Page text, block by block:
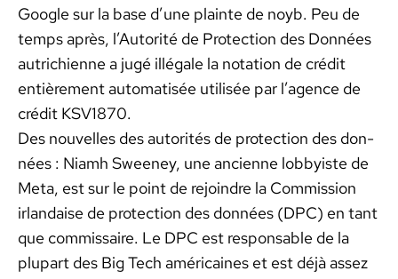
Google sur la base d’une plainte de noyb. Peu de
temps après, l’Au­torité de Pro­tec­tion des Don­nées
autrichi­enne a jugé illé­gale la nota­tion de crédit
entière­ment automa­tisée util­isée par l’a­gence de
crédit KSV1870.
Des nou­velles des autorités de pro­tec­tion des don­
nées : Niamh Sweeney, une anci­enne lob­by­iste de
Meta, est sur le point de rejoin­dre la Com­mis­sion
irlandaise de pro­tec­tion des don­nées (DPC) en tant
que com­mis­saire. Le DPC est respon­s­able de la
plu­part des Big Tech améri­caines et est déjà assez